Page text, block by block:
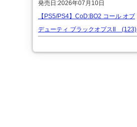
発売日:2026年07月10日
【PS5/PS4】CoD:BO2 コール オブ
デューティ ブラックオプスII (123)